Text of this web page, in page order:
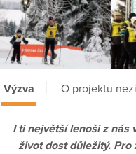
Výzva O projektu
I ti největší lenoši z nás
život dost důležitý.